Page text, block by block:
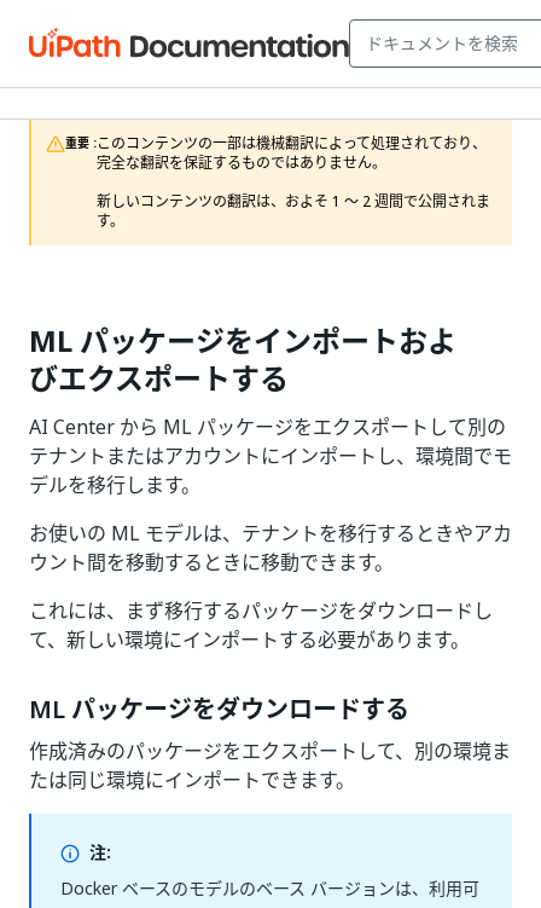
重要 :このコンテンツの一部は機械翻訳によって処理されており、
完全な翻訳を保証するものではありません。
新しいコンテンツの翻訳は、およそ 1 ～ 2 週間で公開されま
す。
ML パッケージをインポートおよ
びエクスポートする
AI Center から ML パッケージをエクスポートして別の
テナントまたはアカウントにインポートし、環境間でモ
デルを移行します。
お使いの ML モデルは、テナントを移行するときやアカ
ウント間を移動するときに移動できます。
これには、まず移行するパッケージをダウンロードし
て、新しい環境にインポートする必要があります。
ML パッケージをダウンロードする
作成済みのパッケージをエクスポートして、別の環境ま
たは同じ環境にインポートできます。
注:
Docker ベースのモデルのベース バージョンは、利用可